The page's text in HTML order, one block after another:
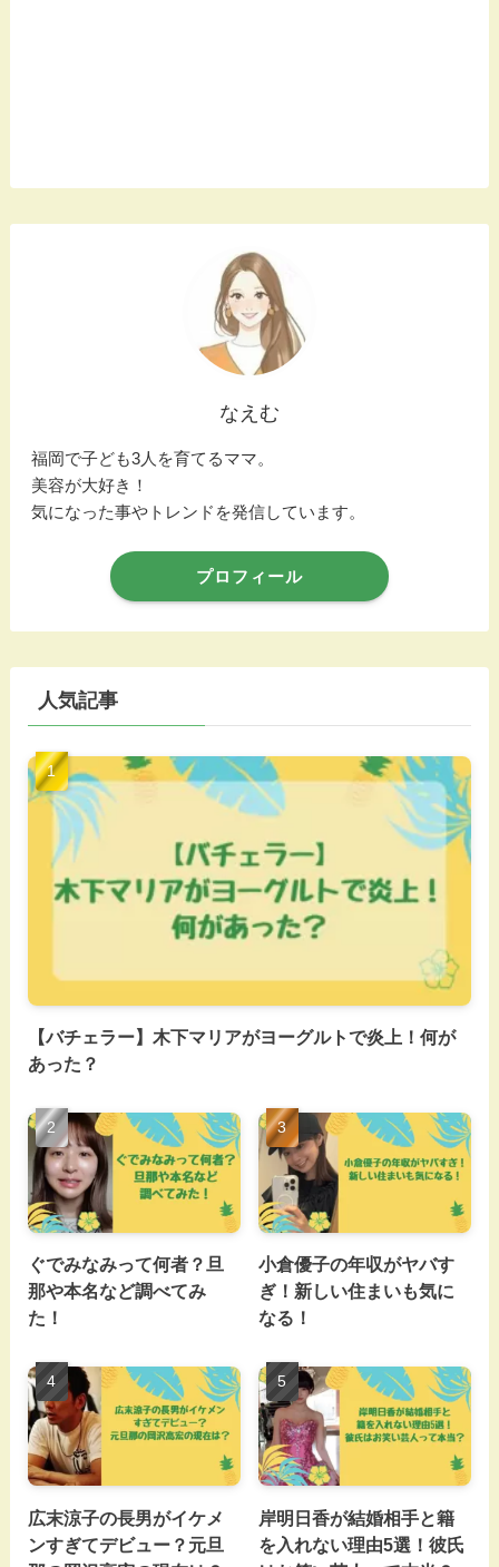
なえむ
福岡で子ども3人を育てるママ。
美容が大好き！
気になった事やトレンドを発信しています。
プロフィール
人気記事
【バチェラー】木下マリアがヨーグルトで炎上！何が
あった？
ぐでみなみって何者？旦
那や本名など調べてみ
た！
小倉優子の年収がヤバす
ぎ！新しい住まいも気に
なる！
広末涼子の長男がイケメ
ンすぎてデビュー？元旦
岸明日香が結婚相手と籍
を入れない理由5選！彼氏